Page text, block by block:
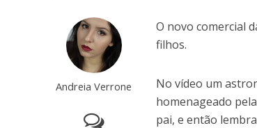
Andreia Verrone
O novo comercial
filhos.
No vídeo um
homenageado
pai, e então